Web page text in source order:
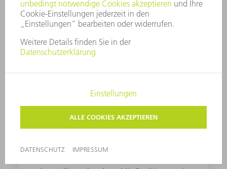
CoolLine
Baustahl erhitzt sich beim Laserschneiden